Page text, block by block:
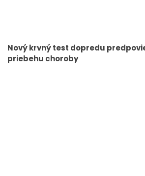
Nový krvný test dopredu
priebehu choroby